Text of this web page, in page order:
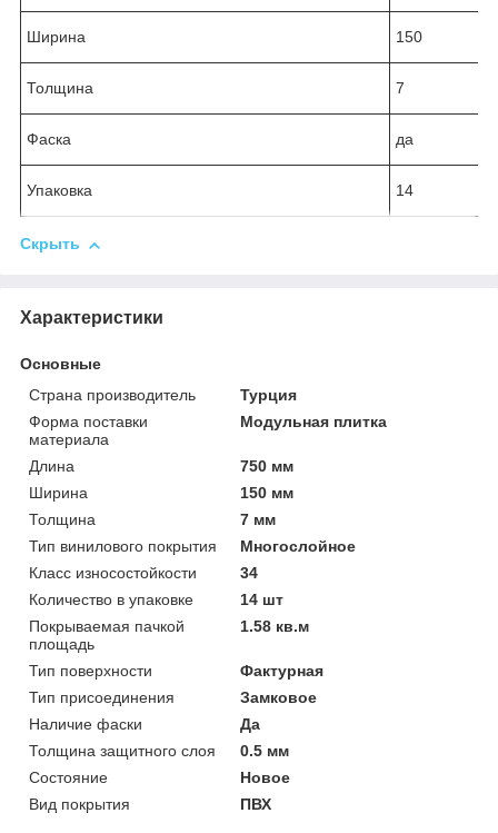
Ширина 150
Толщина 7
Фаска да
Упаковка 14
Скрыть
Характеристики
Основные
Страна производитель
Турция
Форма поставки
материала
Модульная плитка
Длина
750 мм
Ширина
150 мм
Толщина
7 мм
Тип винилового покрытия
Многослойное
Класс износостойкости
34
Количество в упаковке
14 шт
Покрываемая пачкой
площадь
1.58 кв.м
Тип поверхности
Фактурная
Тип присоединения
Замковое
Наличие фаски
Да
Толщина защитного слоя
0.5 мм
Состояние
Новое
Вид покрытия
ПВХ